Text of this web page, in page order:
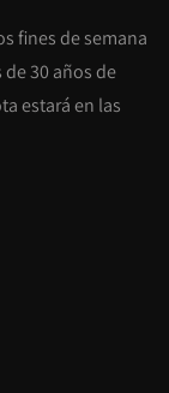
fines de semana
30 años de
estará en las